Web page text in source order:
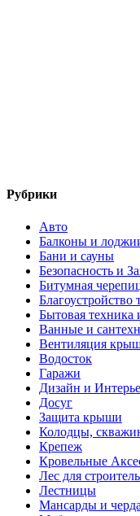
Рубрики
Авто
Балконы и
Бани и сауны
Безопасность и
Битумная
Благоустройство
Бытовая техника
Ванные и
Вентиляция
Водосток
Гаражи
Дизайн и
Досуг
Защита крыши
Колодцы,
Крепеж
Кровельные
Лес для
Лестницы
Мансарды и